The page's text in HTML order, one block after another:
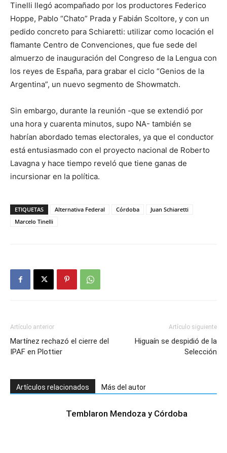
Tinelli llegó acompañado por los productores Federico
Hoppe, Pablo “Chato” Prada y Fabián Scoltore, y con un
pedido concreto para Schiaretti: utilizar como locación el
flamante Centro de Convenciones, que fue sede del
almuerzo de inauguración del Congreso de la Lengua con
los reyes de España, para grabar el ciclo “Genios de la
Argentina”, un nuevo segmento de Showmatch.
Sin embargo, durante la reunión -que se extendió por
una hora y cuarenta minutos, supo NA- también se
habrían abordado temas electorales, ya que el conductor
está entusiasmado con el proyecto nacional de Roberto
Lavagna y hace tiempo reveló que tiene ganas de
incursionar en la política.
ETIQUETAS Alternativa Federal Córdoba
Juan Schiaretti
Marcelo Tinelli
Artículo anterior
Martínez rechazó el cierre del
IPAF en Plottier
Artículo siguiente
Higuaín se despidió de la
Selección
Artículos relacionados Más del autor
Temblaron Mendoza y Córdoba